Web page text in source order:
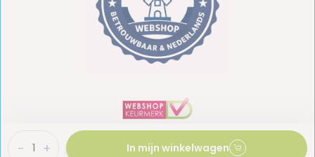
+
- In mijn winkelwagen